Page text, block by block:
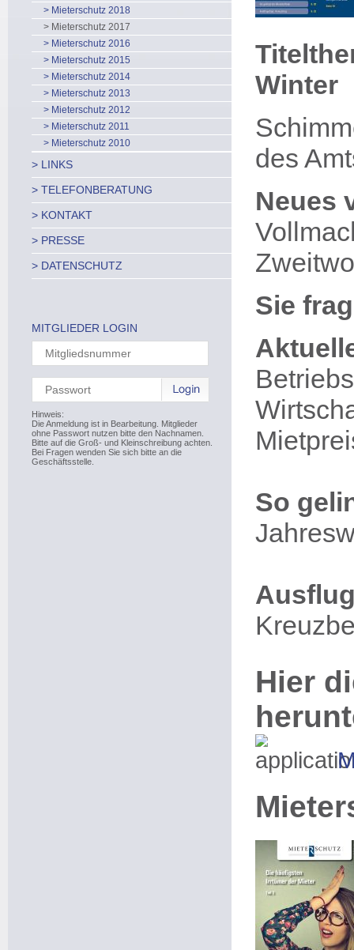
> Mieterschutz 2018
> Mieterschutz 2017
> Mieterschutz 2016
> Mieterschutz 2015
> Mieterschutz 2014
> Mieterschutz 2013
> Mieterschutz 2012
> Mieterschutz 2011
> Mieterschutz 2010
> LINKS
> TELEFONBERATUNG
> KONTAKT
> PRESSE
> DATENSCHUTZ
MITGLIEDER LOGIN
Hinweis:
Die Anmeldung ist in Bearbeitung. Mitglieder
ohne Passwort nutzen bitte den Nachnamen.
Bitte auf die Groß- und Kleinschreibung achten.
Bei Fragen wenden Sie sich bitte an die
Geschäftsstelle.
Winter
des
Neues
Sie
So
Hier